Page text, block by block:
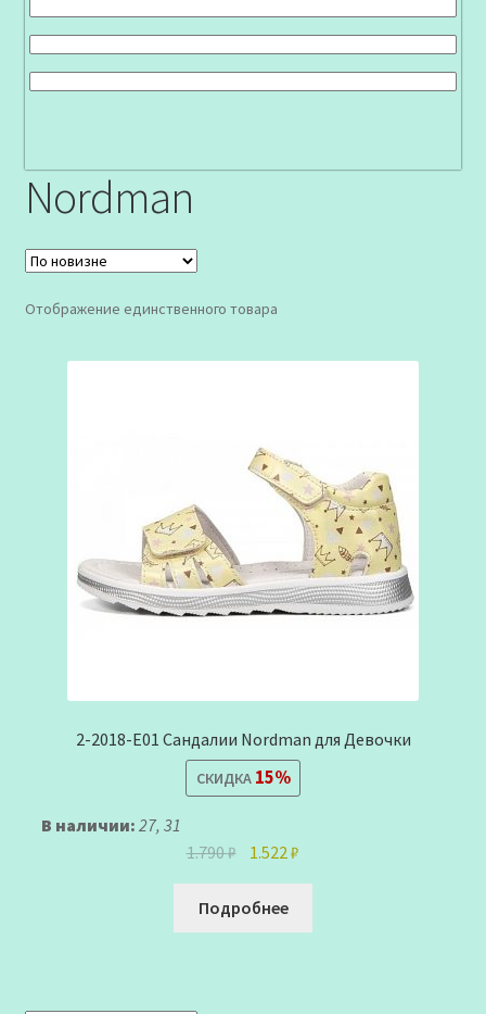
Nordman
Отображение единственного товара
2-2018-Е01 Сандалии Nordman для Девочки
СКИДКА15%
В наличии: 27, 31
1.790₽ Первоначальная
цена
составляла
1.790 ₽.
1.522₽
цена:
Подробнее